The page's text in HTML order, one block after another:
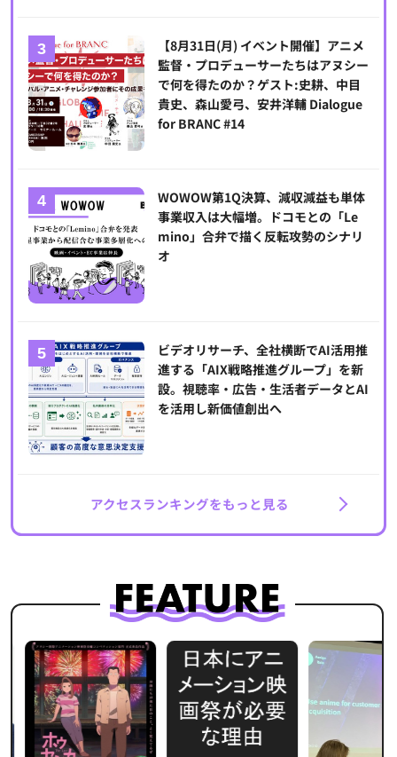
【8月31日(月) イベント開催】アニメ
監督・プロデューサーたちはアヌシー
で何を得たのか？ゲスト:史耕、中目
貴史、森山愛弓、安井洋輔 Dialogue
for BRANC #14
WOWOW第1Q決算、減収減益も単体
事業収入は大幅増。ドコモとの「Le
mino」合弁で描く反転攻勢のシナリ
オ
ビデオリサーチ、全社横断でAI活用推
進する「AIX戦略推進グループ」を新
設。視聴率・広告・生活者データとAI
を活用し新価値創出へ
アクセスランキングをもっと見る